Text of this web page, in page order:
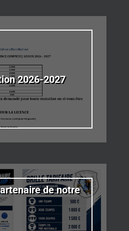
2026-2027
de notre